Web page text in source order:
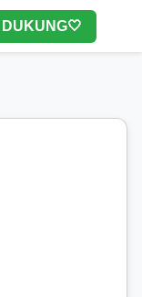
DUKUNG🤍